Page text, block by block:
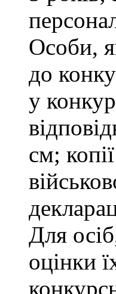
Особи,
до
у
см;
Для
оцінки